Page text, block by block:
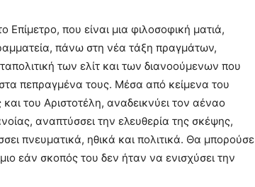
που είναι μια φιλοσοφική ματιά,
πάνω στη νέα τάξη πραγμάτων,
των ελίτ και των διανοούμενων που
πεπραγμένα τους. Μέσα από κείμενα του
του Αριστοτέλη, αναδεικνύει τον αέναο
αναπτύσσει την ελευθερία της σκέψης,
πνευματικά, ηθικά και πολιτικά. Θα μπορούσε
εάν σκοπός του δεν ήταν να ενισχύσει την